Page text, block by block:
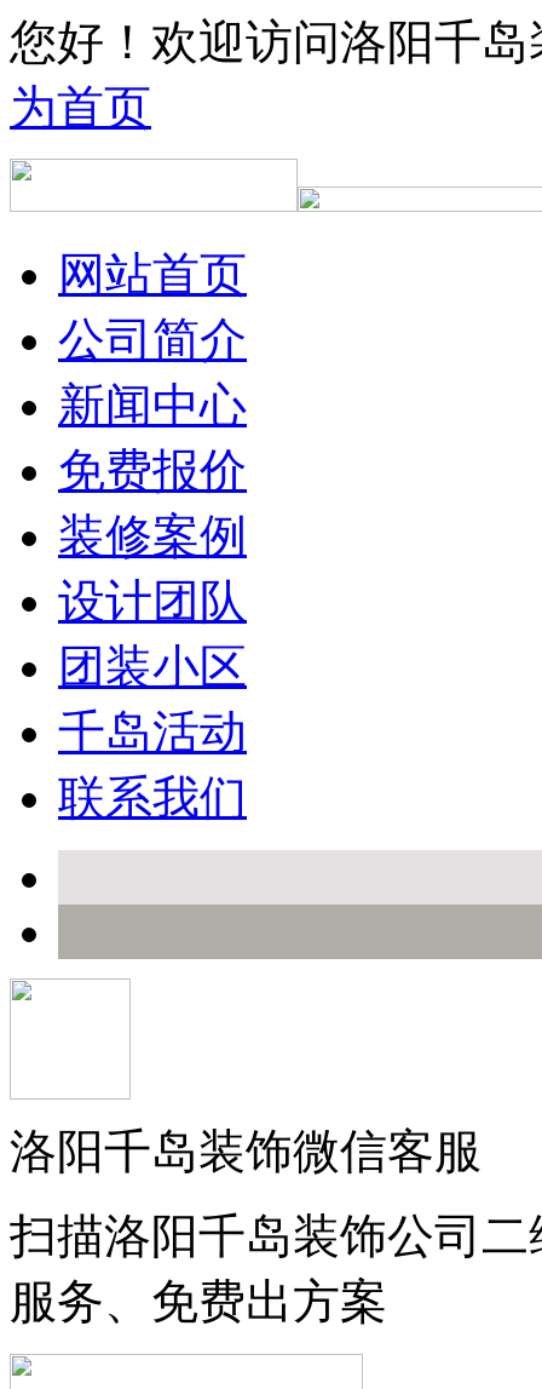
您好！欢迎访问洛阳千
为首页
网站首页
公司简介
新闻中心
免费报价
装修案例
设计团队
团装小区
千岛活动
联系我们
洛阳千岛装饰微信客服
扫描洛阳千岛装饰公司
服务、免费出方案